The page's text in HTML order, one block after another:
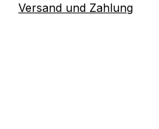
Versand und Zahlung